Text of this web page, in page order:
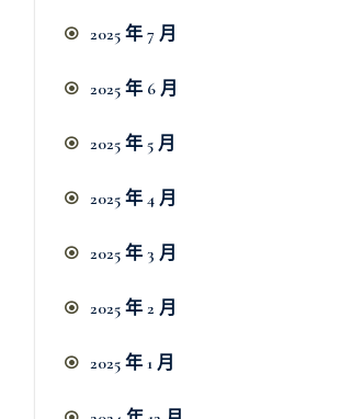
2025 年 7 月
2025 年 6 月
2025 年 5 月
2025 年 4 月
2025 年 3 月
2025 年 2 月
2025 年 1 月